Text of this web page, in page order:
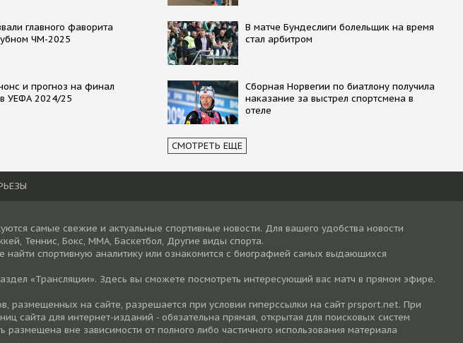
главного фаворита
ЧМ-2025
и прогноз на финал
УЕФА 2024/25
В матче Бундеслиги болельщик на время
стал арбитром
Сборная Норвегии по биатлону получила
наказание за выстрел спортсмена в
отеле
СМОТРЕТЬ ЕЩЕ
самые свежие и актуальные спортивные новости. Для вашего удобства новости
Теннис, Бокс, ММА, Баскетбол, Другие виды спорта.
спортивную аналитику или ознакомится с биографией самых выдающихся
«Трансляции». Здесь вы сможете посмотреть интересующий вас матч в прямом эфире.
размещенных на сайте, разрешается при условии гиперссылки на cайт prsport.net. При
сайта для интернет-изданий - обязательна прямая, открытая для поисковых систем
вне зависимости от полного либо частичного использования материала